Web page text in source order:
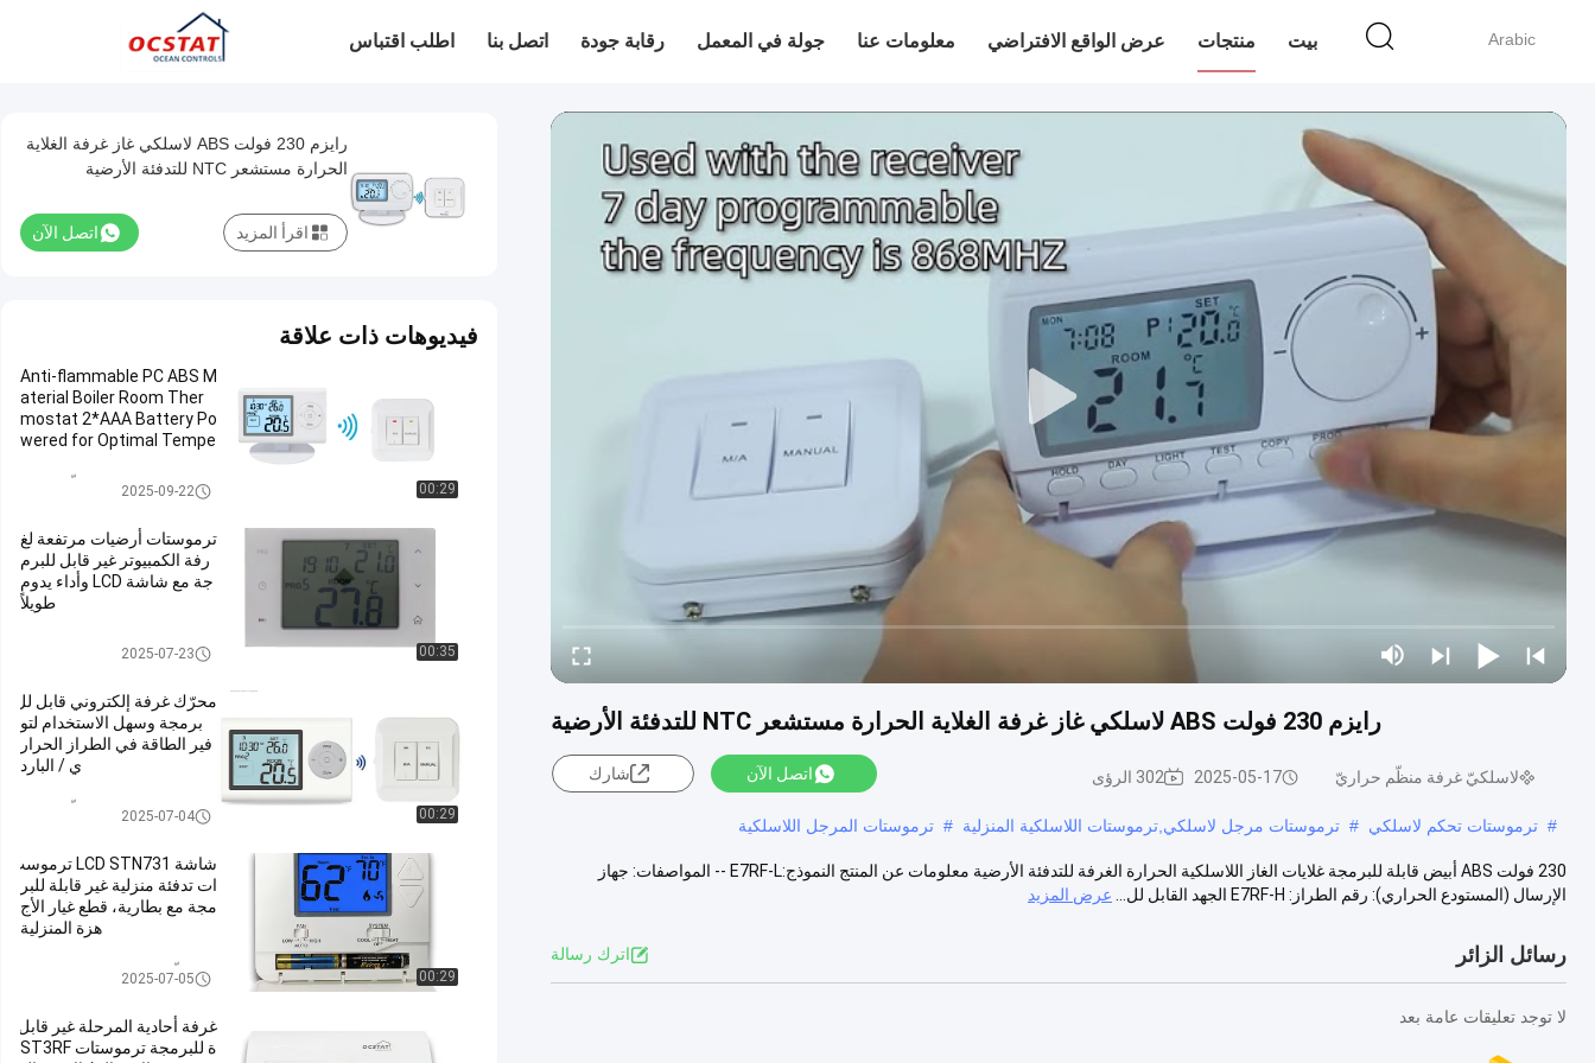
Arabic بيت منتجات عرض الواقع الافتراضي معلومات عنا جولة في المعمل رقابة جودة اتصل بنا اطلب اقتباس
رايزم 230 فولت ABS لاسلكي غاز غرفة الغلاية الحرارة مستشعر NTC للتدفئة الأرضية
لاسلكيّ غرفة منظّم حراريّ 2025-05-17 302 الرؤى اتصل الآن شارك
# ترموستات تحكم لاسلكي # ترموستات مرجل لاسلكي,ترموستات اللاسلكية المنزلية # ترموستات المرجل اللاسلكية
230 فولت ABS أبيض قابلة للبرمجة غلايات الغاز اللاسلكية الحرارة الغرفة للتدفئة الأرضية معلومات عن المنتج النموذج:E7RF-L -- المواصفات: جهاز
الإرسال (المستودع الحراري): رقم الطراز: E7RF-H الجهد القابل لل...
عرض المزيد
رسائل الزائر اترك رسالة
لا توجد تعليقات عامة بعد
رايزم 230 فولت ABS لاسلكي غاز غرفة الغلاية
الحرارة مستشعر NTC للتدفئة الأرضية
اتصل الآن اقرأ المزيد
فيديوهات ذات علاقة
00:29
Anti-flammable PC ABS M
aterial Boiler Room Ther
mostat 2*AAA Battery Po
wered for Optimal Tempe
لاسلكيّ غرفة منظّم حراريّ
2025-09-22
00:35
ترموستات أرضيات مرتفعة لغ
رفة الكمبيوتر غير قابل للبرم
جة مع شاشة LCD وأداء يدوم
طويلاً
غرفة تدفئة تحت البلاط ترموستات
2025-07-23
00:29
محرّك غرفة إلكتروني قابل لل
برمجة وسهل الاستخدام لتو
فير الطاقة في الطراز الحرار
ي / البارد
لاسلكيّ غرفة منظّم حراريّ
2025-07-04
00:29
شاشة LCD STN731 ترموست
ات تدفئة منزلية غير قابلة للبر
مجة مع بطارية، قطع غيار الأج
هزة المنزلية
منظّم حراريّ قابل للبرمجة غير
2025-07-05
غرفة أحادية المرحلة غير قابل
ة للبرمجة ترموستات ST3RF